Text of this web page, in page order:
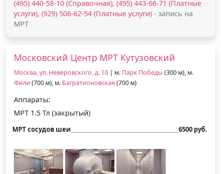
(495) 440-58-10 (Справочная), (495) 443-66-71 (Платные
услуги), (929) 506-62-54 (Платные услуги) - запись на
МРТ
Московский Центр МРТ Кутузовский
Москва, ул. Неверовского, д. 10 | м. Парк Победы (300 м), м.
Фили (700 м), м. Багратионовская (700 м)
Аппараты:
МРТ 1.5 Тл (закрытый)
МРТ сосудов шеи 6500 руб.